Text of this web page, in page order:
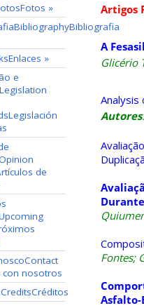
Fotos »
BibliographyBibliografia
Enlaces »
e
Legislation
Legislación
de
Contact
con nosotros
CreditsCréditos
Artigos
A
Glicério
Autores
C
Fontes;